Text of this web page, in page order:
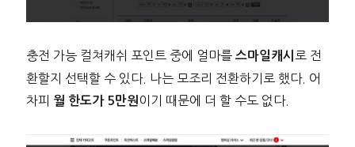
충전 가능 컬쳐캐쉬 포인트 중에 얼마를 스마일캐시 로 전
환할지 선택할 수 있다. 나는 모조리 전환하기로 했다. 어
차피 월 한도가 5만원 이기 때문에 더 할 수도 없다.